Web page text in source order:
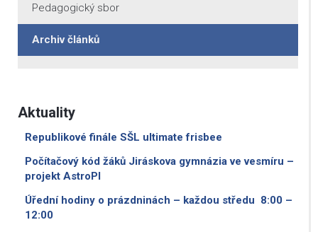
Pedagogický sbor
Archiv článků
Aktuality
Republikové finále SŠL ultimate frisbee
Počítačový kód žáků Jiráskova gymnázia ve vesmíru –
projekt AstroPI
Úřední hodiny o prázdninách – každou středu 8:00 –
12:00